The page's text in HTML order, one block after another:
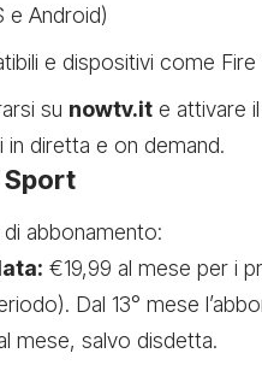
e Android)
e dispositivi come
su nowtv.it e attivare il
diretta e on demand.
Sport
abbonamento:
€19,99 al mese per i
Dal 13° mese
mese, salvo disdetta.